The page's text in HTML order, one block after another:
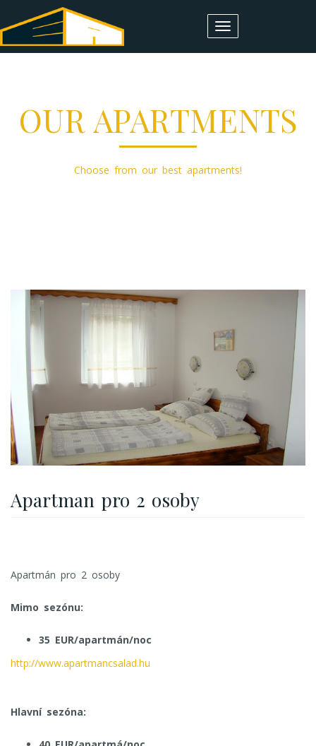
Toggle
OUR APARTMENTS
Choose from our best apartments!
Apartman pro 2 osoby
Apartmán pro 2 osoby
Mimo sezónu:
35 EUR/apartmán/noc
http://www.apartmancsalad.hu
Hlavní sezóna: